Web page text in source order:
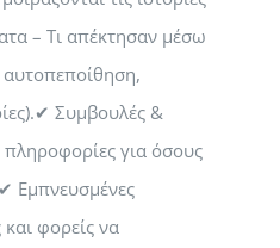
– Τι απέκτησαν μέσω
αυτοπεποίθηση,
Συμβουλές &
πληροφορίες για όσους
Εμπνευσμένες
φορείς να